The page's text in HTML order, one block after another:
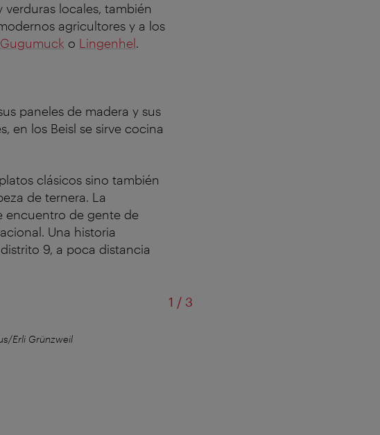
locales, también
agricultores y a los
o Lingenhel.
paneles de madera y sus
en los Beisl se sirve cocina
clásicos sino también
de ternera. La
encuentro de gente de
Una historia
9, a poca distancia
1 /of
3
Erli Grünzweil